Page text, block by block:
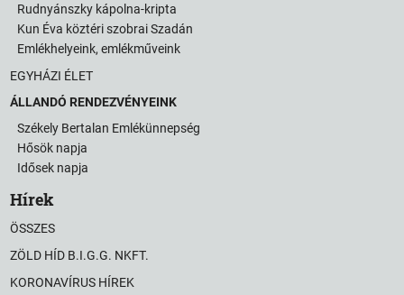
Rudnyánszky kápolna-kripta
Kun Éva köztéri szobrai Szadán
Emlékhelyeink, emlékműveink
EGYHÁZI ÉLET
ÁLLANDÓ RENDEZVÉNYEINK
Székely Bertalan Emlékünnepség
Hősök napja
Idősek napja
Hírek
ÖSSZES
ZÖLD HÍD B.I.G.G. NKFT.
KORONAVÍRUS HÍREK